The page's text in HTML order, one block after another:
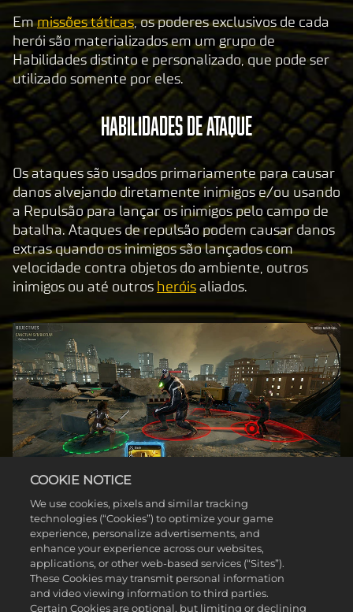
Emmissões táticas, os poderes exclusivos de cada
herói são materializados em um grupo de
Habilidades distinto e personalizado, que pode ser
utilizado somente por eles.
Habilidades de Ataque
Os ataques são usados primariamente para causar
danos alvejando diretamente inimigos e/ou usando
a Repulsão para lançar os inimigos pelo campo de
batalha. Ataques de repulsão podem causar danos
extras quando os inimigos são lançados com
velocidade contra objetos do ambiente, outros
inimigos ou até outros heróisaliados.
Habilidades de Talentos
COOKIE NOTICE
We use cookies, pixels and similar tracking
technologies (“Cookies”) to optimize your game
experience, personalize advertisements, and
enhance your experience across our websites,
applications, or other web-based services (“Sites”).
These Cookies may transmit personal information
and video viewing information to third parties.
Certain Cookies are optional, but limiting or declining